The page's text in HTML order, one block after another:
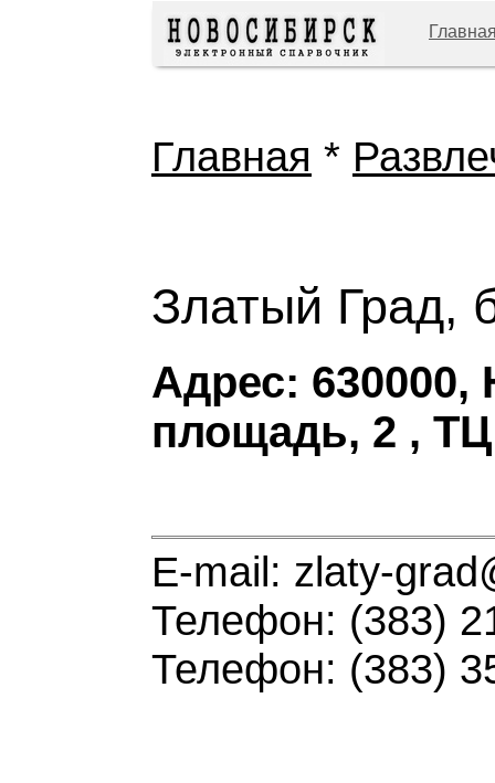
Главная *
Златый Град,
Адрес: 630000,
площадь, 2 ,
E-mail: zlaty-
Телефон: (383)
Телефон: (383)